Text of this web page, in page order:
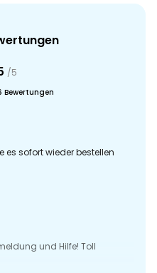
/5
Bewertungen
es sofort wieder bestellen
und Hilfe! Toll